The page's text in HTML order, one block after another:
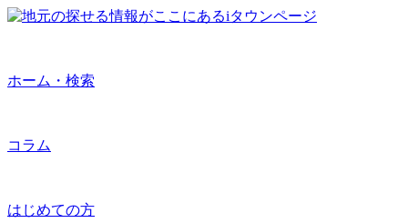
ホーム・検索
コラム
はじめての方